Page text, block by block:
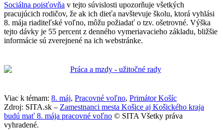
Sociálna poisťovňa v tejto súvislosti upozorňuje všetkých
pracujúcich rodičov, že ak ich dieťa navštevuje školu, ktorá vyhlási
8. mája riaditeľské voľno, môžu požiadať o tzv. ošetrovné. Výška
tejto dávky je 55 percent z denného vymeriavacieho základu, bližšie
informácie sú zverejnené na ich webstránke.
Viac k témam: 8. máj, Pracovné voľno, Primátor Košíc
Zdroj: SITA.sk – Zamestnanci mesta Košice aj Košického kraja
budú mať 8. mája pracovné voľno © SITA Všetky práva
vyhradené.